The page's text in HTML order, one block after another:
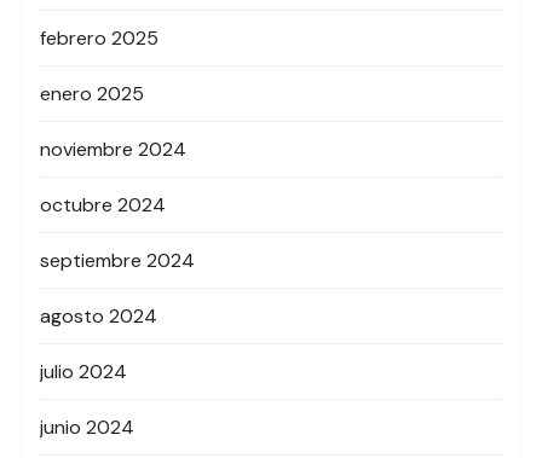
febrero 2025
enero 2025
noviembre 2024
octubre 2024
septiembre 2024
agosto 2024
julio 2024
junio 2024